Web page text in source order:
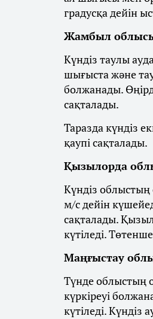
градусқа дейін
Жамбыл
Күндіз таулы
шығыста және
болжанады.
сақталады.
Таразда күндіз
қаупі сақталады.
Қызылорда
Күндіз облыстың
м/с дейін
сақталады.
күтіледі.
Маңғыстау
Түнде облыстың
күркіреуі
күтіледі. Күндіз